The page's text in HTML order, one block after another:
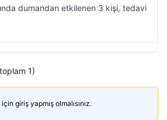
dumandan etkilenen 3 kişi, tedavi
1)
giriş yapmış olmalısınız.